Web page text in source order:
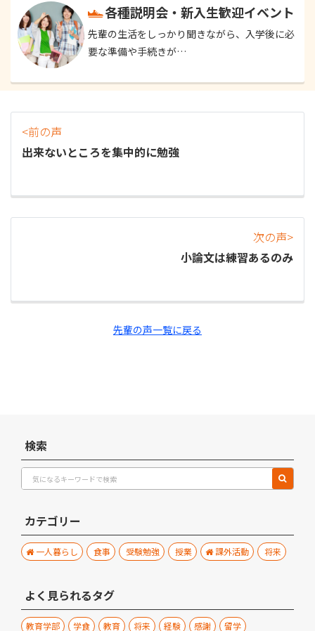
各種説明会・新入生歓迎イベント
先輩の生活をしっかり聞きながら、入学後に必
要な準備や手続きが…
<前の声
出来ないところを集中的に勉強
次の声>
小論文は練習あるのみ
先輩の声一覧に戻る
検索
カテゴリー
一人暮らし 食事 受験勉強 授業 課外活動 将来
よく見られるタグ
教育学部 学食 教育 将来 経験 感謝 留学